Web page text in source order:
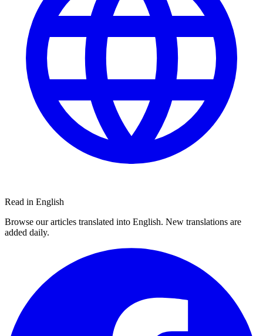
Read in English
Browse our articles translated into English. New translations are
added daily.